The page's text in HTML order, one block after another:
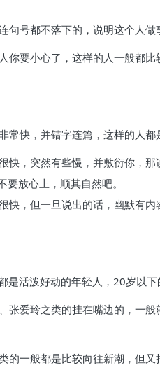
句号都不落下的，说明这个人做
你要小心了，这样的人一般都
常快，并错字连篇，这样的人都
快，突然有些慢，并敷衍你，
放心上，顺其自然吧。
快，但一旦说出的话，幽默有
是活泼好动的年轻人，20岁以下
张爱玲之类的挂在嘴边的，一
的一般都是比较向往新潮，但